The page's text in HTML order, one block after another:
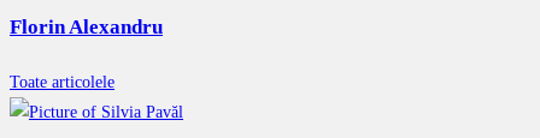
Florin Alexandru
Toate articolele